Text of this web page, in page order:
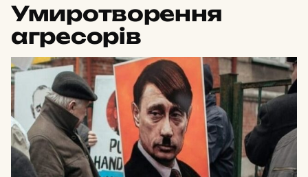
Умиротворення
агресорів